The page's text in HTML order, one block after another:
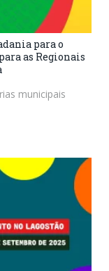
para o
as Regionais
municipais